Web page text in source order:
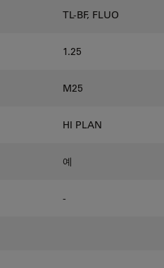
TL-BF, FLUO
1.25
M25
HI PLAN
예
-